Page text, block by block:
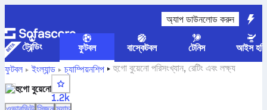
অ্যাপ ডাউনলোড করুন
ট্রেন্ডিং ফুটবল বাস্কেটবল টেনিস
আইস হকি
ফুটবল
ইংল্যান্ড চ্যাম্পিয়নশিপ
হুগো বুয়েনো পরিসংখ্যান, রেটিং এবং লক্ষ্য
হুগো বুয়েনো
1.2k